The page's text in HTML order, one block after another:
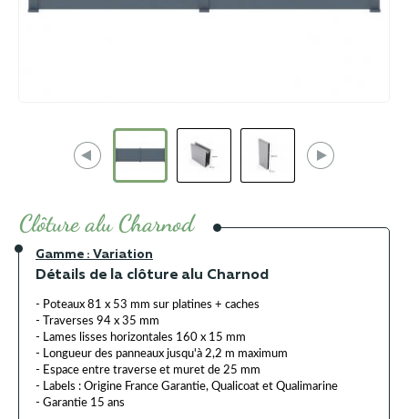
Clôture alu Charnod
Gamme : Variation
Détails de la clôture alu Charnod
- Poteaux 81 x 53 mm sur platines + caches
- Traverses 94 x 35 mm
- Lames lisses horizontales 160 x 15 mm
- Longueur des panneaux jusqu'à 2,2 m maximum
- Espace entre traverse et muret de 25 mm
- Labels : Origine France Garantie, Qualicoat et Qualimarine
- Garantie 15 ans